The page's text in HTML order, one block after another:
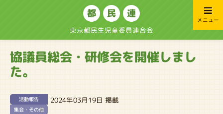
都 民 連
東京都民生児童委員連合会
協議員総会・研修会を開催しまし
た。
活動報告
集会・その他
2024年03月19日 掲載
メニュー